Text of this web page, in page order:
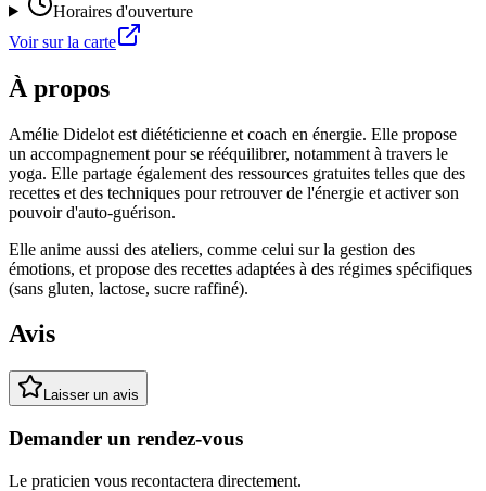
Horaires d'ouverture
Voir sur la carte
À propos
Amélie Didelot est diététicienne et coach en énergie. Elle propose
un accompagnement pour se rééquilibrer, notamment à travers le
yoga. Elle partage également des ressources gratuites telles que des
recettes et des techniques pour retrouver de l'énergie et activer son
pouvoir d'auto-guérison.
Elle anime aussi des ateliers, comme celui sur la gestion des
émotions, et propose des recettes adaptées à des régimes spécifiques
(sans gluten, lactose, sucre raffiné).
Avis
Laisser un avis
Demander un rendez-vous
Le praticien vous recontactera directement.